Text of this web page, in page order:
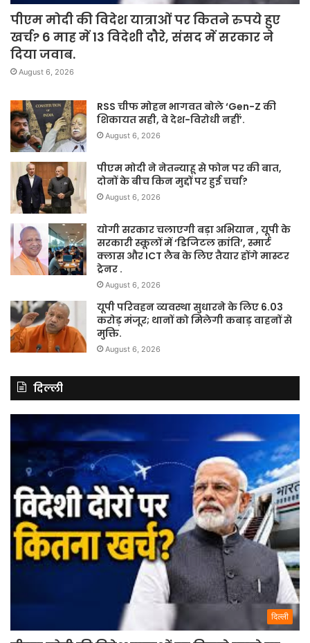
पीएम मोदी की विदेश यात्राओं पर कितने रुपये हुए
खर्च? 6 माह में 13 विदेशी दौरे, संसद में सरकार ने
दिया जवाब.
August 6, 2026
RSS चीफ मोहन भागवत बोले ‘Gen-Z की
शिकायत सही, वे देश-विरोधी नहीं’.
August 6, 2026
पीएम मोदी ने नेतन्याहू से फोन पर की बात,
दोनों के बीच किन मुद्दों पर हुई चर्चा?
August 6, 2026
योगी सरकार चलाएगी बड़ा अभियान , यूपी के
सरकारी स्कूलों में ‘डिजिटल क्रांति’, स्मार्ट
क्लास और ICT लैब के लिए तैयार होंगे मास्टर
ट्रेनर .
August 6, 2026
यूपी परिवहन व्यवस्था सुधारने के लिए 6.03
करोड़ मंजूर; थानों को मिलेगी कबाड़ वाहनों से
मुक्ति.
August 6, 2026
दिल्ली
दिल्ली